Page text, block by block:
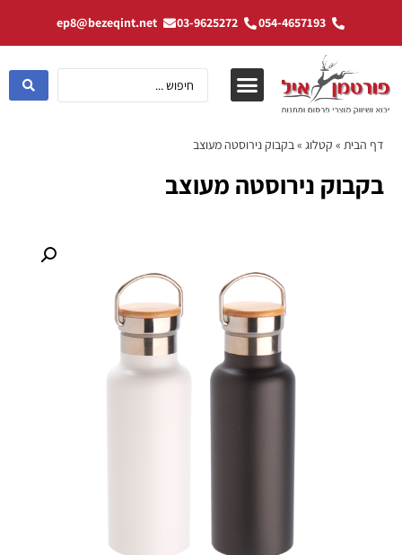
054-4657193
03-9625272
ep8@bezeqint.net
דף הבית » קטלוג »בקבוק נירוסטה מעוצב
בקבוק נירוסטה מעוצב